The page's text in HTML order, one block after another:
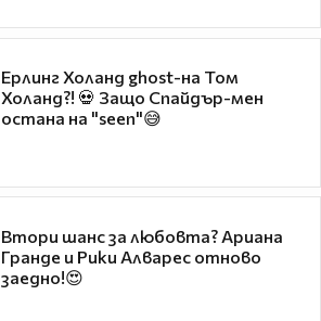
Ерлинг Холанд ghost-на Том
Холанд?! 💀 Защо Спайдър-мен
остана на "seen"😅
Втори шанс за любовта? Ариана
Гранде и Рики Алварес отново
заедно!😍